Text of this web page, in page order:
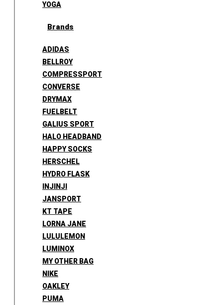
YOGA
Brands
ADIDAS
BELLROY
COMPRESSPORT
CONVERSE
DRYMAX
FUELBELT
GALIUS SPORT
HALO HEADBAND
HAPPY SOCKS
HERSCHEL
HYDRO FLASK
INJINJI
JANSPORT
KT TAPE
LORNA JANE
LULULEMON
LUMINOX
MY OTHER BAG
NIKE
OAKLEY
PUMA